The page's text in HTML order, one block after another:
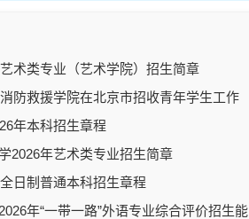
术类专业（艺术学院）招生简章
防救援学院在北京市招收青年学生工作
年本科招生章程
2026年艺术类专业招生简章
日制普通本科招生章程
年“一带一路”外语专业综合评价招生能